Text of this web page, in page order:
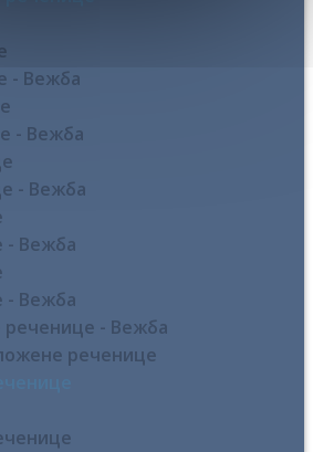
- Вежба
- Вежба
- Вежба
- Вежба
- Вежба
- Вежба
реченице